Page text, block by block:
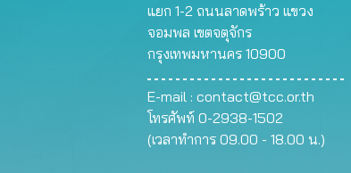
แยก 1-2 ถนนลาดพร้าว แขวง
จอมพล เขตจตุจักร
กรุงเทพมหานคร 10900
E-mail : contact@tcc.or.th
โทรศัพท์ 0-2938-1502
(เวลาทำการ 09.00 - 18.00 น.)